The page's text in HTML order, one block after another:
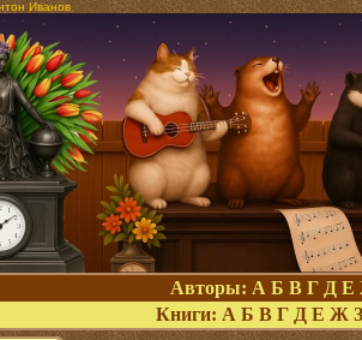
Иванов
Авторы: А Б В Г Д Е
Книги: А Б В Г Д Е Ж З